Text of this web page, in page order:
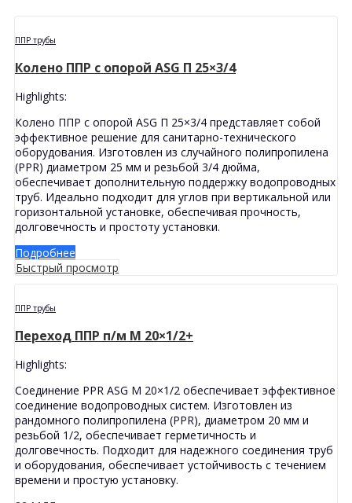
ППР трубы
Колено ППР с опорой ASG П 25×3/4
Highlights:
Колено ППР с опорой ASG П 25×3/4 представляет собой
эффективное решение для санитарно-технического
оборудования. Изготовлен из случайного полипропилена
(PPR) диаметром 25 мм и резьбой 3/4 дюйма,
обеспечивает дополнительную поддержку водопроводных
труб. Идеально подходит для углов при вертикальной или
горизонтальной установке, обеспечивая прочность,
долговечность и простоту установки.
Подробнее
Быстрый просмотр
ППР трубы
Переход ППР п/м M 20×1/2+
Highlights:
Соединение PPR ASG M 20×1/2 обеспечивает эффективное
соединение водопроводных систем. Изготовлен из
рандомного полипропилена (PPR), диаметром 20 мм и
резьбой 1/2, обеспечивает герметичность и
долговечность. Подходит для надежного соединения труб
и оборудования, обеспечивает устойчивость с течением
времени и простую установку.